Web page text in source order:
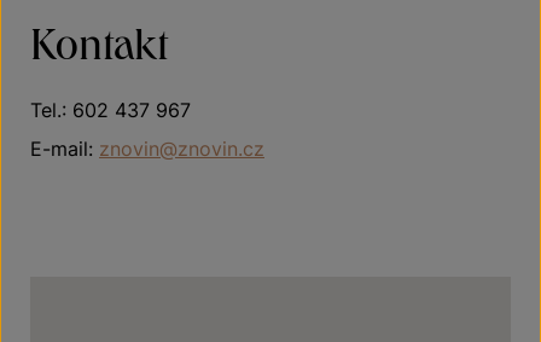
Kontakt
Tel.: 602 437 967
E-mail: znovin@znovin.cz